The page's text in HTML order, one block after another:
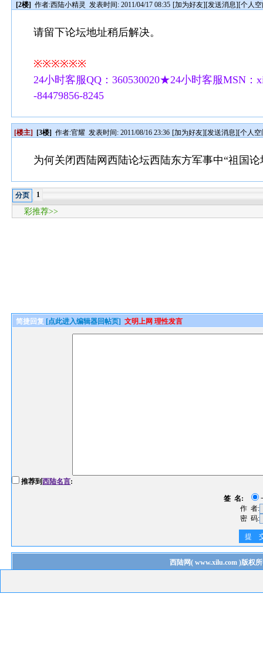
[2楼] 作者:西陆小精灵 发表时间: 2011/04/17 08:35 [加为好友][发送消息][个人
请留下论坛地址稍后解决。
※※※※※※
24小时客服QQ：360530020★24小时客服MSN
-84479856-8245
[楼主] [3楼] 作者:官耀 发表时间: 2011/08/16 23:36 [加为好友][发送消息][个人空
为何关闭西陆网西陆论坛西陆东方军事中“祖国论
分页 1
彩推荐>>
简捷回复 [点此进入编辑器回帖页] 文明上网 理性发言
推荐到西陆名言:
签 名:
作 者:
密 码:
提
西陆网( www.xilu.com)版权